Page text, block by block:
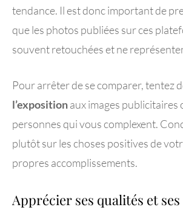
tendance. Il est donc important de
que les photos publiées sur ces
souvent retouchées et ne
Pour arrêter de se comparer, tentez
l’expositionaux images publicitaires
personnes qui vous complexent.
plutôt sur les choses positives de
propres accomplissements.
Apprécier ses qualités et